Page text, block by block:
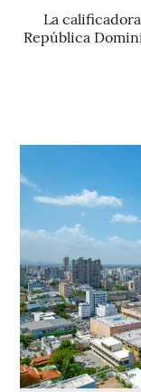
La
República